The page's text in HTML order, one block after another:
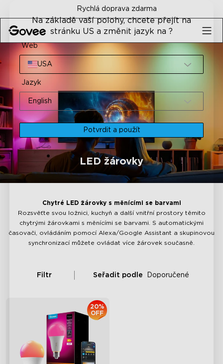
Rychlá doprava zdarma
LED žárovky
Chytré LED žárovky s měnícími se barvami
Rozsvěťte svou ložnici, kuchyň a další vnitřní prostory těmito
chytrými žárovkami s měnícími se barvami. S automatickými
časovači, ovládáním pomocí Alexa/Google Assistant a skupinovou
synchronizací můžete ovládat více žárovek současně.
Filtr Seřadit podle Doporučené
20%
OFF
Na základě vaší polohy, chcete přejít na
stránku US a změnit jazyk na ?
Web
USA
Jazyk
English
Potvrdit a použít